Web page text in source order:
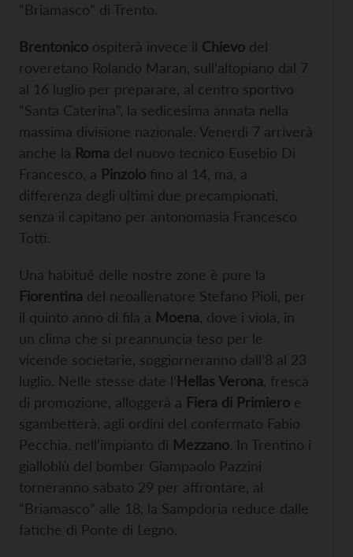
“Briamasco” di Trento.
Brentonico ospiterà invece il Chievo del
roveretano Rolando Maran, sull’altopiano dal 7
al 16 luglio per preparare, al centro sportivo
“Santa Caterina”, la sedicesima annata nella
massima divisione nazionale. Venerdì 7 arriverà
anche la Roma del nuovo tecnico Eusebio Di
Francesco, a Pinzolo fino al 14, ma, a
differenza degli ultimi due precampionati,
senza il capitano per antonomasia Francesco
Totti.
Una habitué delle nostre zone è pure la
Fiorentina del neoallenatore Stefano Pioli, per
il quinto anno di fila a Moena , dove i viola, in
un clima che si preannuncia teso per le
vicende societarie, soggiorneranno dall’8 al 23
luglio. Nelle stesse date l’Hellas Verona , fresca
di promozione, alloggerà a Fiera di Primiero e
sgambetterà, agli ordini del confermato Fabio
Pecchia, nell’impianto di Mezzano. In Trentino i
gialloblù del bomber Giampaolo Pazzini
torneranno sabato 29 per affrontare, al
“Briamasco” alle 18, la Sampdoria reduce dalle
fatiche di Ponte di Legno.